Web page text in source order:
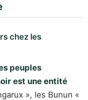
chez les
peuples
est une entité
», les Bunun «